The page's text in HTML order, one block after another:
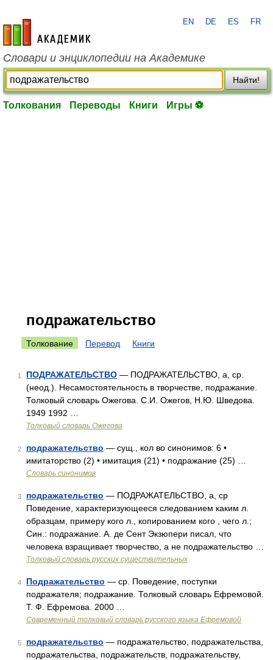
academic.ru
EN DE ES FR
Словари и энциклопедии на Академике
Найти!
Толкования Переводы Книги Игры ⚽
подражательство
Толкование Перевод Книги
1 ПОДРАЖАТЕЛЬСТВО — ПОДРАЖАТЕЛЬСТВО, а, ср.
(неод.). Несамостоятельность в творчестве, подражание.
Толковый словарь Ожегова. С.И. Ожегов, Н.Ю. Шведова.
1949 1992 …
Толковый словарь Ожегова
2 подражательство — сущ., кол во синонимов: 6 •
имитаторство (2) • имитация (21) • подражание (25) …
Словарь синонимов
3 подражательство — ПОДРАЖАТЕЛЬСТВО, а, ср
Поведение, характеризующееся следованием каким л.
образцам, примеру кого л., копированием кого , чего л.;
Син.: подражание. А. де Сент Экзюпери писал, что
человека взращивает творчество, а не подражательство …
Толковый словарь русских существительных
4 Подражательство — ср. Поведение, поступки
подражателя; подражание. Толковый словарь Ефремовой.
Т. Ф. Ефремова. 2000 …
Современный толковый словарь русского языка Ефремовой
5 подражательство — подражательство, подражательства,
подражательства, подражательств, подражательству,